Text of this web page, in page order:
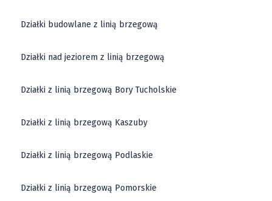
Działki budowlane z linią brzegową
Działki nad jeziorem z linią brzegową
Działki z linią brzegową Bory Tucholskie
Działki z linią brzegową Kaszuby
Działki z linią brzegową Podlaskie
Działki z linią brzegową Pomorskie